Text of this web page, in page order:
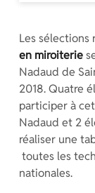
Les sélections
en miroiterie
Nadaud de
2018. Quatre
participer à
Nadaud et 2
réaliser une
toutes les
nationales.